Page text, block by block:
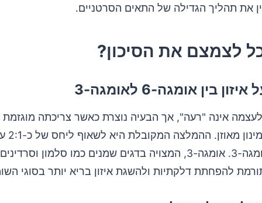
את תהליך הגדילה של התאים הסרטניים.
לצמצם את הסיכון?
בין אומגה-6 לאומגה-3
6 כשלעצמה אינה "רעה", אך הבעיה נוצרת כאשר צריכתה מוגזמת
אומגה-6 לאומגה-3. אומגה-3, המצויה בדגים שמנים כמו סלמון
להפחתת דלקתיות ולהשגת איזון בריא יותר בסוגי